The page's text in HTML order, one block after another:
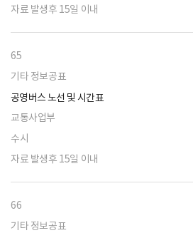
자료 발생후 15일 이내
65
기타 정보공표
공영버스 노선 및 시간표
교통사업부
수시
자료 발생후 15일 이내
66
기타 정보공표